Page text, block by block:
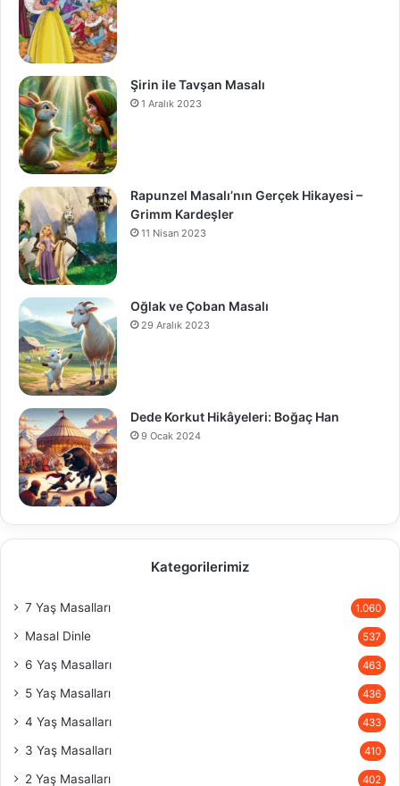
Şirin ile Tavşan Masalı
1 Aralık 2023
Rapunzel Masalı’nın Gerçek Hikayesi –
Grimm Kardeşler
11 Nisan 2023
Oğlak ve Çoban Masalı
29 Aralık 2023
Dede Korkut Hikâyeleri: Boğaç Han
9 Ocak 2024
Kategorilerimiz
7 Yaş Masalları 1.060
Masal Dinle 537
6 Yaş Masalları 463
5 Yaş Masalları 436
4 Yaş Masalları 433
3 Yaş Masalları 410
2 Yaş Masalları 402